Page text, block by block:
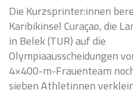
Die Kurzsprinter:innen
Karibikinsel Curaçao, die
in Belek (TUR) auf die
Olympiaausscheidungen
4×400-m-Frauenteam
sieben Athletinnen